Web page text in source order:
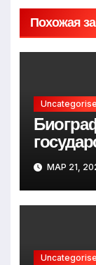
Похожая
Андрея
доМАР 21,